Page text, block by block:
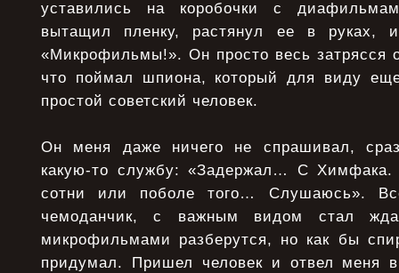
уставились на коробочки с
вытащил пленку, растянул ее в руках,
«Микрофильмы!». Он просто весь затрясся
что поймал шпиона, который для виду
простой советский человек.
Он меня даже ничего не спрашивал,
какую-то службу: «Задержал… С
сотни или поболе того… Слушаюсь».
чемоданчик, с важным видом стал
микрофильмами разберутся, но как бы
придумал. Пришел человек и отвел меня